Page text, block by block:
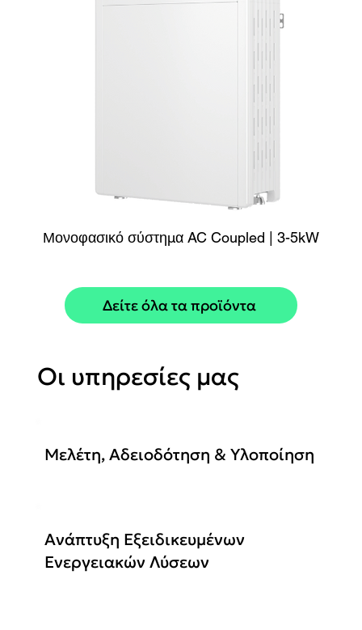
Μονοφασικό σύστημα AC Coupled | 3-5kW
Δείτε όλα τα προϊόντα
Οι υπηρεσίες μας
Μελέτη, Αδειοδότηση & Υλοποίηση
Ανάπτυξη Εξειδικευμένων
Ενεργειακών Λύσεων